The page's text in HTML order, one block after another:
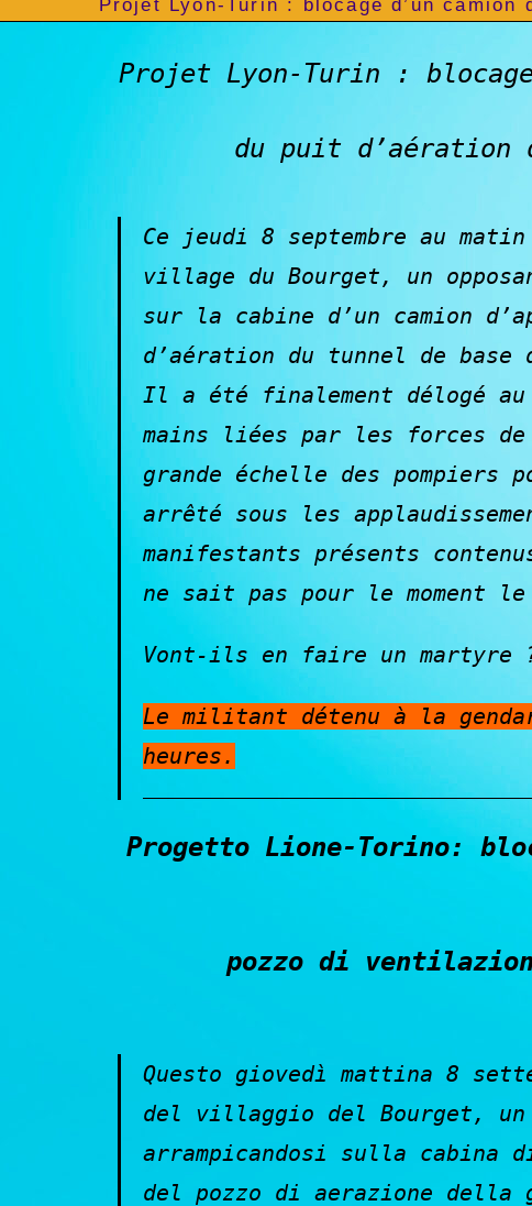
Projet Lyon-Turin : blocage d’un camion
Projet Lyon-Turin : blocage
du puit d’aération
Ce jeudi 8 septembre au
village du Bourget, un
sur la cabine d’un camion
d’aération du tunnel de
Il a été finalement délogé au
mains liées par les forces
grande échelle des
arrêté sous les
manifestants présents
ne sait pas pour le moment
Vont-ils en faire un martyre
Le militant détenu à la
heures.
Progetto Lione-Torino:
pozzo di
Questo giovedì mattina 8
del villaggio del Bourget, un
arrampicandosi sulla cabina
del pozzo di aerazione